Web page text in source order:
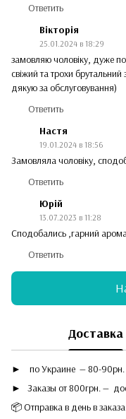
Ответить
Вікторія
25.01.2024 в 18:29
замовляю чоловіку, дуже
свіжий та трохи брутальний
дякую за обслуговування)
Ответить
Настя
19.01.2024 в 18:56
Замовляла чоловіку,
Ответить
Юрій
13.07.2023 в 11:28
Сподобались ,гарний
Ответить
Доставка
►
по Украине — 80-90рн.
► Заказы от 800грн. —
📦 Отправка в день в заказа